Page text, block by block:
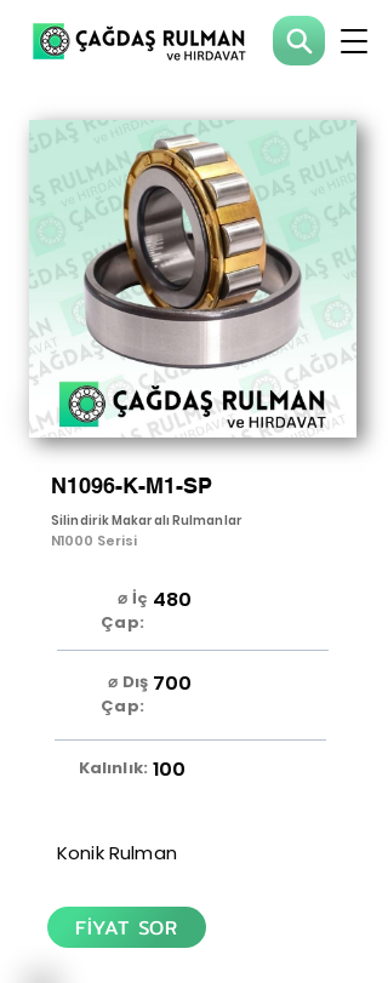
N1096-K-M1-SP
Silindirik Makaralı Rulmanlar
N1000 Serisi
⌀ İç
Çap:
480
⌀ Dış
Çap:
700
Kalınlık: 100
Konik Rulman
FİYAT SOR